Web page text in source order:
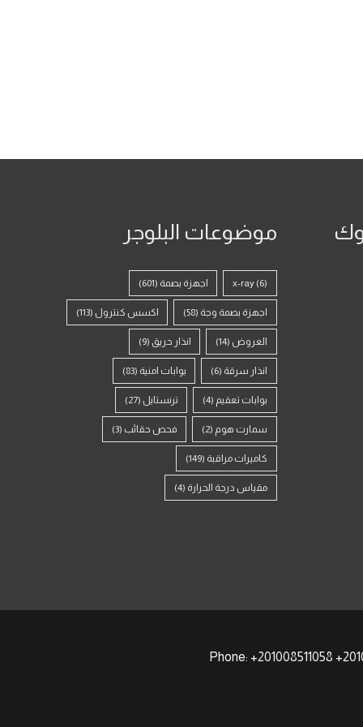
موضوعات البلوجر
x-ray (6) اجهزة بصمة (601)
اجهزة بصمة وجة (58) اكسس كنترول (113)
العروض (14) انذار حريق (9)
انذار سرقة (6) بوابات امنية (83)
بوابات تعقيم (4) ترنستايل (27)
سمارت هوم (2) فحص حقائب (3)
كاميرات مراقبة (149)
مقياس درجة الحرارة (4)